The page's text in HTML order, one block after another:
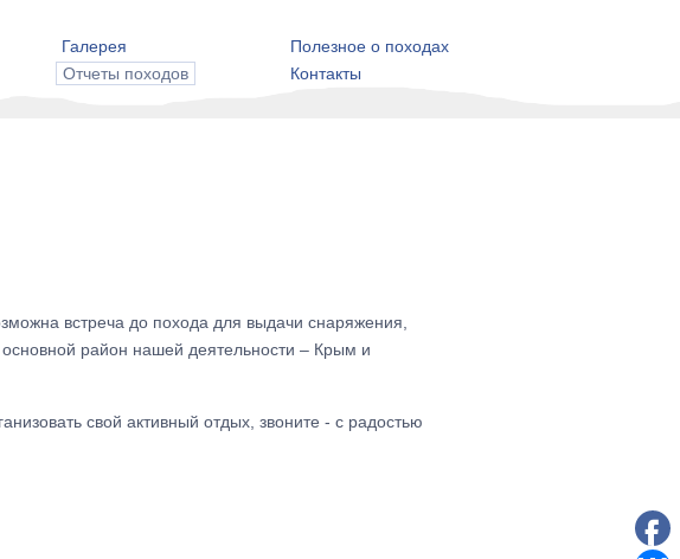
Галерея
Полезное о походах
Отчеты походов
Контакты
встреча до похода для выдачи снаряжения,
район нашей деятельности – Крым и
свой активный отдых, звоните - с радостью